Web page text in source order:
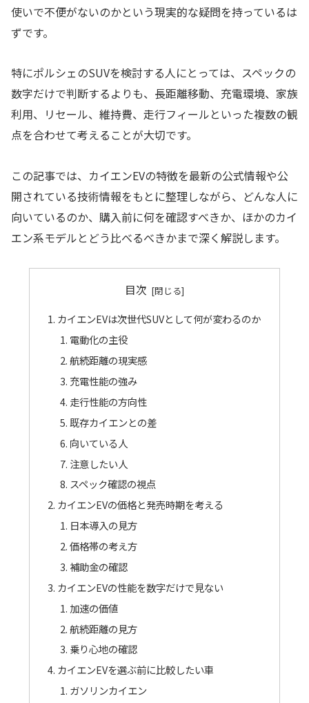
使いで不便がないのかという現実的な疑問を持っているは
ずです。
特にポルシェのSUVを検討する人にとっては、スペックの
数字だけで判断するよりも、長距離移動、充電環境、家族
利用、リセール、維持費、走行フィールといった複数の観
点を合わせて考えることが大切です。
この記事では、カイエンEVの特徴を最新の公式情報や公
開されている技術情報をもとに整理しながら、どんな人に
向いているのか、購入前に何を確認すべきか、ほかのカイ
エン系モデルとどう比べるべきかまで深く解説します。
目次
カイエンEVは次世代SUVとして何が変わるのか
電動化の主役
航続距離の現実感
充電性能の強み
走行性能の方向性
既存カイエンとの差
向いている人
注意したい人
スペック確認の視点
カイエンEVの価格と発売時期を考える
日本導入の見方
価格帯の考え方
補助金の確認
カイエンEVの性能を数字だけで見ない
加速の価値
航続距離の見方
乗り心地の確認
カイエンEVを選ぶ前に比較したい車
ガソリンカイエン